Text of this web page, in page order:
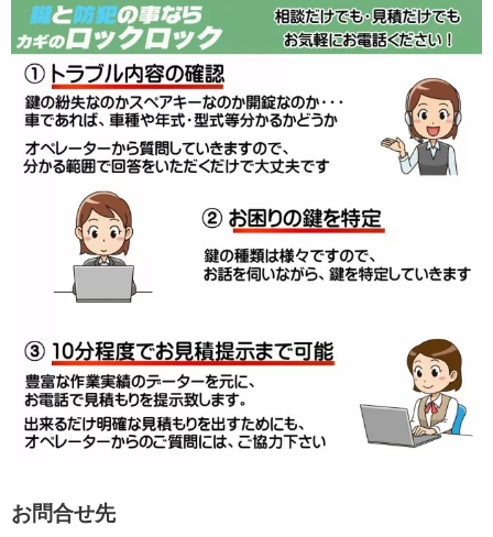
お問合せ先